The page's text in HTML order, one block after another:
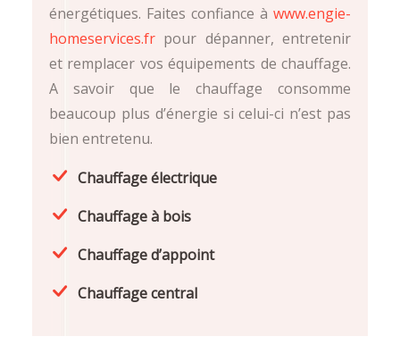
énergétiques. Faites confiance àwww.engie-
homeservices.frpour dépanner, entretenir
et remplacer vos équipements de chauffage.
A savoir que le chauffage consomme
beaucoup plus d’énergie si celui-ci n’est pas
bien entretenu.
Chauffage électrique
Chauffage à bois
Chauffage d’appoint
Chauffage central